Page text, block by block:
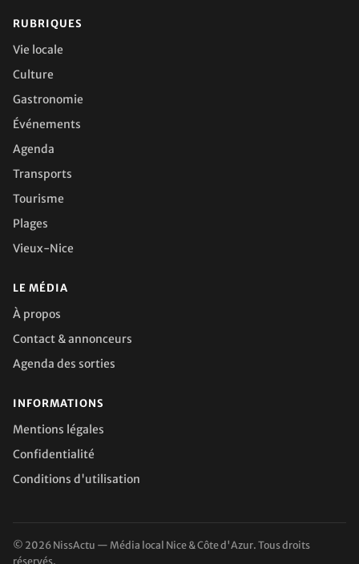
RUBRIQUES
Vie locale
Culture
Gastronomie
Événements
Agenda
Transports
Tourisme
Plages
Vieux-Nice
LE MÉDIA
À propos
Contact & annonceurs
Agenda des sorties
INFORMATIONS
Mentions légales
Confidentialité
Conditions d'utilisation
© 2026 NissActu — Média local Nice & Côte d'Azur. Tous droits
réservés.